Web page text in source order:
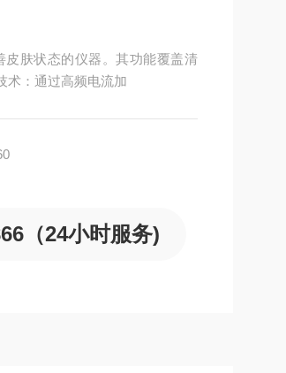
肤状态的仪器。其功能覆盖清
术：通过高频电流加
（24小时服务)